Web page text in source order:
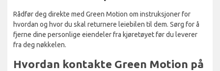
Rådfør deg direkte med Green Motion om instruksjoner for
hvordan og hvor du skal returnere leiebilen til dem. Sørg for å
fjerne dine personlige eiendeler fra kjøretøyet før du leverer
fra deg nøkkelen.
Hvordan kontakte Green Motion på